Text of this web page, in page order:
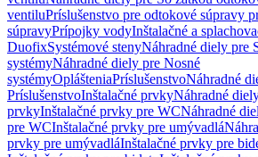
ventiluPríslušenstvo pre odtokové súpravy
súpravyPrípojky vodyInštalačné a
DuofixSystémové stenyNáhradné diely pre
systémyNáhradné diely pre Nosné
systémyOplášteniaPríslušenstvoNáhradné
PríslušenstvoInštalačné prvkyNáhradné
prvkyInštalačné prvky pre WCNáhradné
pre WCInštalačné prvky pre umývadlá
prvky pre umývadláInštalačné prvky pre